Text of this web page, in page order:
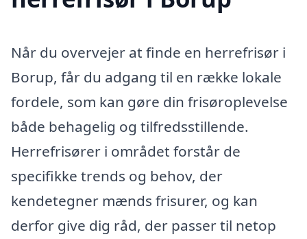
Når du overvejer at finde en herrefrisør i
Borup, får du adgang til en række lokale
fordele, som kan gøre din frisøroplevelse
både behagelig og tilfredsstillende.
Herrefrisører i området forstår de
specifikke trends og behov, der
kendetegner mænds frisurer, og kan
derfor give dig råd, der passer til netop